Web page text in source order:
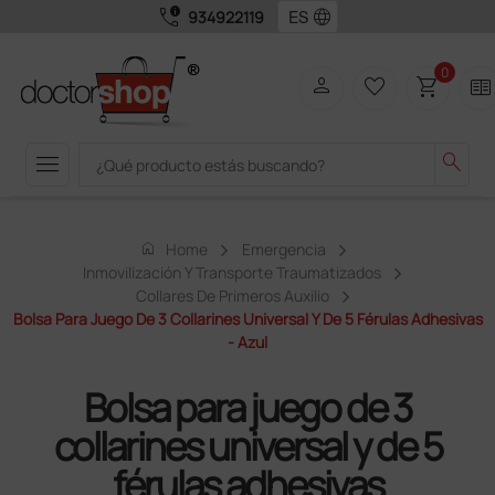
call_quality 934922119 language
menu search
person favorite_border shopping_cart0 two_pager
home Home
Emergencia
Inmovilización Y Transporte Traumatizados
Collares De Primeros Auxilio
Bolsa Para Juego De 3 Collarines Universal Y De 5 Férulas Adhesivas
- Azul
Bolsa para juego de 3
collarines universal y de 5